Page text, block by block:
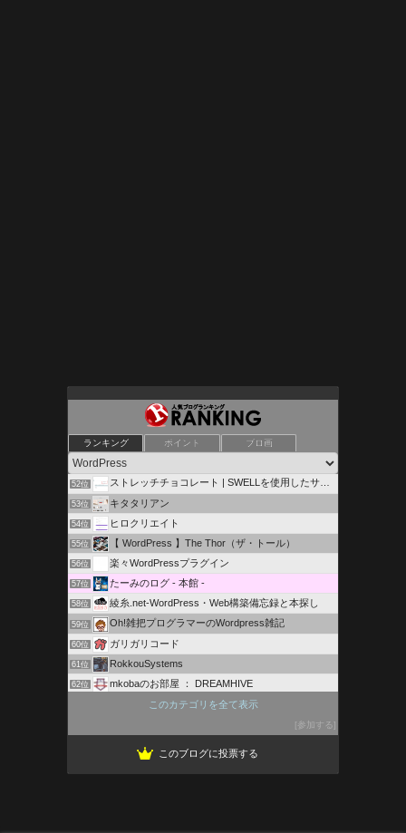
ランキング ポイント ブロ画
50位 キヨヒコのアフィリエイト講座
51位 野性の証明JustanotherWordPress site
52位 ストレッチチョコレート | SWELLを使用したサイト構築
53位 キタタリアン
54位 ヒロクリエイト
55位 【 WordPress 】The Thor（ザ・トール）
56位 楽々WordPressプラグイン
57位 たーみのログ - 本館 -
58位 綾糸.net-WordPress・Web構築備忘録と本探し
59位 Oh!雑把プログラマーのWordpress雑記
60位 ガリガリコード
61位 RokkouSystems
62位 mkobaのお部屋 ： DREAMHIVE
ZERO c.p.t. 稼げるweb戦略＆作成
このカテゴリを全て表示
参加する
このブログに投票する